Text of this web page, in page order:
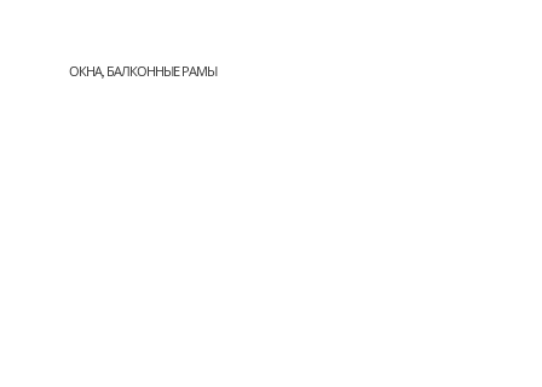
ОКНА, БАЛКОННЫЕ РАМЫ